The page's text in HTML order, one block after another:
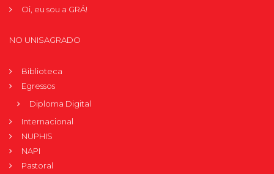
Oi, eu sou a GRÁ!
NO UNISAGRADO
Biblioteca
Egressos
Diploma Digital
Internacional
NUPHIS
NAPI
Pastoral